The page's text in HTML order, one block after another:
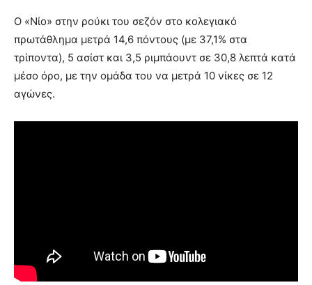
O «Νίο» στην ρούκι του σεζόν στο κολεγιακό
πρωτάθλημα μετρά 14,6 πόντους (με 37,1% στα
τρίποντα), 5 ασίστ και 3,5 ριμπάουντ σε 30,8 λεπτά κατά
μέσο όρο, με την ομάδα του να μετρά 10 νίκες σε 12
αγώνες.